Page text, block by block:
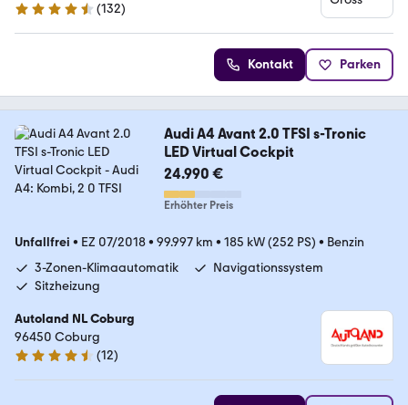
4.6 Sterne
(132)
Kontakt Parken
Audi A4 Avant 2.0 TFSI s-Tronic
LED Virtual Cockpit
24.990 €
Erhöhter Preis
Unfallfrei • EZ 07/2018• 99.997 km • 185 kW (252 PS) • Benzin
3-Zonen-Klimaautomatik
Navigationssystem
Sitzheizung
Autoland NL Coburg
96450 Coburg
4.5 Sterne
(12)